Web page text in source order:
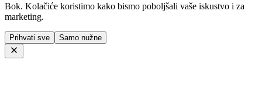
Bok. Kolačiće koristimo kako bismo poboljšali vaše iskustvo i za
marketing.
Prihvati sve Samo nužne